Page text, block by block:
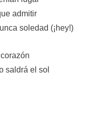
admitir
soledad (¡hey!)
saldrá el sol